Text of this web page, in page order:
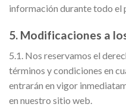
información durante todo el
5. Modificaciones a
5.1. Nos reservamos el
términos y condiciones en
entrarán en vigor
en nuestro sitio web.